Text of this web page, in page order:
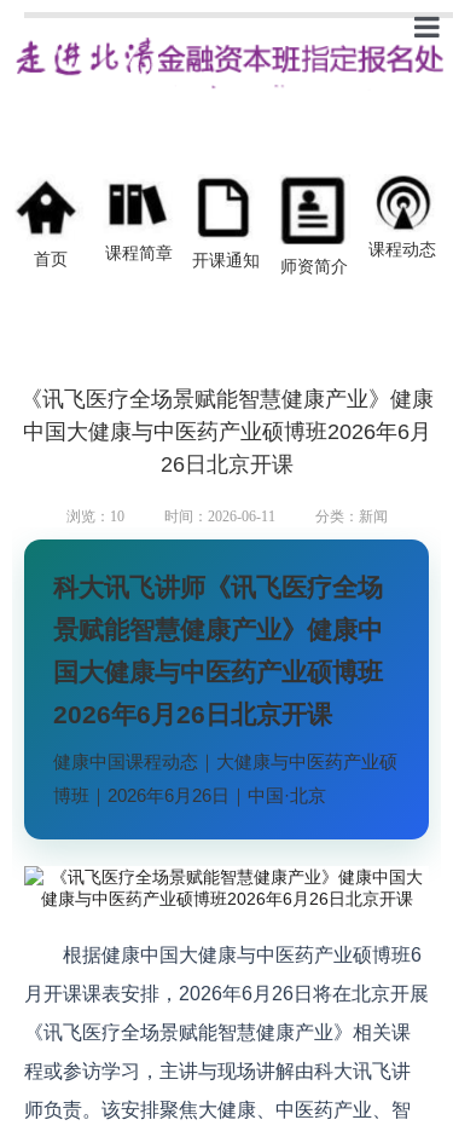
首页 课程简章 开课通知 师资简介
课程动态
课程简章
开课通知
《讯飞医疗全场景赋能智慧健康产业》健康
中国大健康与中医药产业硕博班2026年6月
26日北京开课
浏览： 10 时间：2026-06-11 分类：新闻
科大讯飞讲师《讯飞医疗全场
景赋能智慧健康产业》健康中
国大健康与中医药产业硕博班
2026年6月26日北京开课
健康中国课程动态｜大健康与中医药产业硕
博班｜2026年6月26日｜中国·北京
根据健康中国大健康与中医药产业硕博班6
月开课课表安排，2026年6月26日将在北京开展
《讯飞医疗全场景赋能智慧健康产业》相关课
程或参访学习，主讲与现场讲解由科大讯飞讲
师负责。该安排聚焦大健康、中医药产业、智